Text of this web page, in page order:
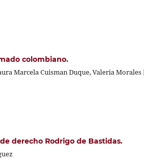
colombiano.
Marcela Cuisman Duque, Valeria
derecho Rodrigo de Bastidas.